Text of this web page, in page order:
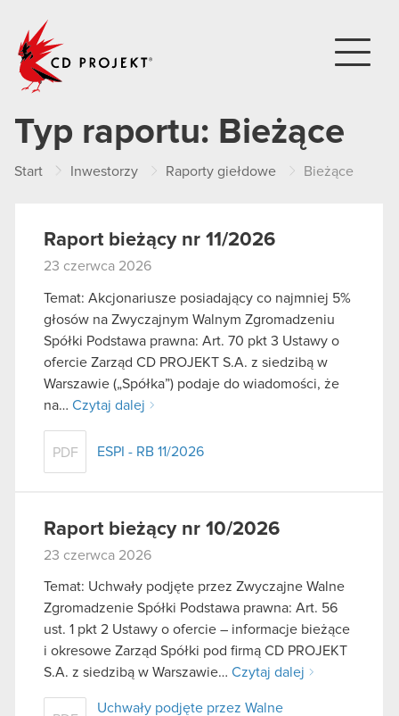
Typ raportu: Bieżące
Start Inwestorzy Raporty giełdowe Bieżące
Raport bieżący nr 11/2026
23 czerwca 2026
Temat: Akcjonariusze posiadający co najmniej 5%
głosów na Zwyczajnym Walnym Zgromadzeniu
Spółki Podstawa prawna: Art. 70 pkt 3 Ustawy o
ofercie Zarząd CD PROJEKT S.A. z siedzibą w
Warszawie („Spółka”) podaje do wiadomości, że
na… Czytaj dalej
PDF ESPI - RB 11/2026
Raport bieżący nr 10/2026
23 czerwca 2026
Temat: Uchwały podjęte przez Zwyczajne Walne
Zgromadzenie Spółki Podstawa prawna: Art. 56
ust. 1 pkt 2 Ustawy o ofercie – informacje bieżące
i okresowe Zarząd Spółki pod firmą CD PROJEKT
S.A. z siedzibą w Warszawie… Czytaj dalej
Uchwały podjęte przez Walne